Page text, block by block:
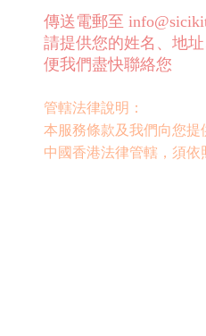
傳送電郵至
請提供您的姓名、地
便我們盡快聯絡您
管轄法律說明：
本服務條款及我們向您提
中國香港法律管轄， 須依